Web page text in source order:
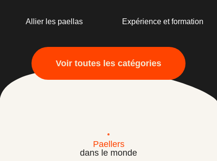
Allier les paellas Expérience et formation
Voir toutes les catégories
Paellers
dans le monde